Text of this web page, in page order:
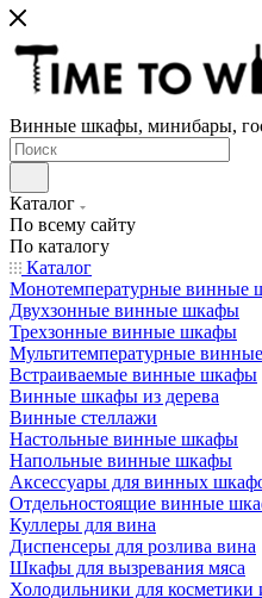
Винные шкафы, минибары,
Каталог
По всему сайту
По каталогу
Каталог
Монотемпературные винные
Двухзонные винные шкафы
Трехзонные винные шкафы
Мультитемпературные
Встраиваемые винные шкафы
Винные шкафы из дерева
Винные стеллажи
Настольные винные шкафы
Напольные винные шкафы
Аксессуары для винных
Отдельностоящие винные
Куллеры для вина
Диспенсеры для розлива вина
Шкафы для вызревания мяса
Холодильники для косметики